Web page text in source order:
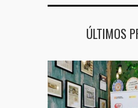
ÚLTIMOS